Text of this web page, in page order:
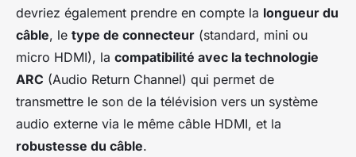
devriez également prendre en compte la longueur du
câble, le type de connecteur (standard, mini ou
micro HDMI), la compatibilité avec la technologie
ARC (Audio Return Channel) qui permet de
transmettre le son de la télévision vers un système
audio externe via le même câble HDMI, et la
robustesse du câble.